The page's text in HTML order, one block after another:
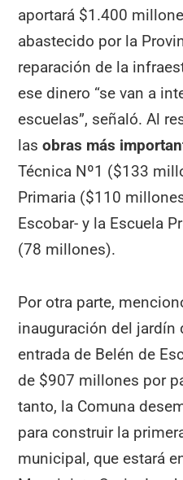
aportará $1.400
abastecido por la
reparación de la
ese dinero “se van a
escuelas”, señaló. Al
las obras más
Técnica Nº1 ($133
Primaria ($110
Escobar- y la Escuela
(78 millones).
Por otra parte,
inauguración del
entrada de Belén de
de $907 millones por
tanto, la Comuna
para construir la
municipal, que estará